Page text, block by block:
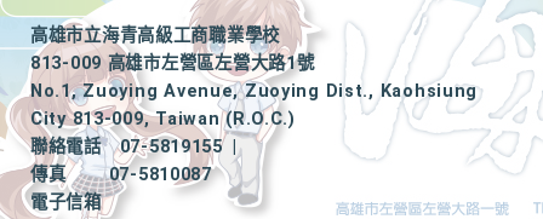
高雄市立海青高級工商職業學校
813-009 高雄市左營區左營大路1號
No.1, Zuoying Avenue, Zuoying Dist., Kaohsiung
City 813-009, Taiwan (R.O.C.)
聯絡電話
07-5819155
|
傳真
07-5810087
電子信箱